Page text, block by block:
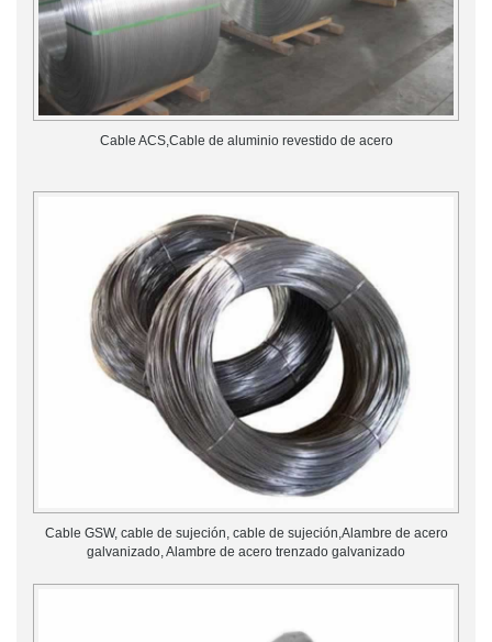
Cable ACS,Cable de aluminio revestido de acero
Cable GSW, cable de sujeción, cable de sujeción,Alambre de acero
galvanizado, Alambre de acero trenzado galvanizado